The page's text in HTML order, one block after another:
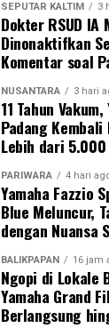
SEPUTAR KALTIM 3
Dokter RSUD IA
Dinonaktifkan
Komentar soal
NUSANTARA 3 hari
11 Tahun
Padang
Lebih dari
PARIWARA 4 hari
Yamaha Fazzio
Blue Meluncur,
dengan Nuansa
BALIKPAPAN 16 jam
Ngopi di Lokale
Yamaha Grand
Berlangsung